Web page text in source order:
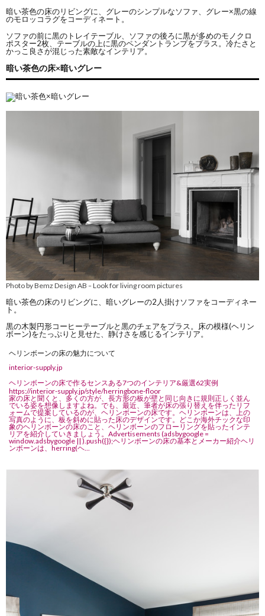
暗い茶色の床のリビングに、グレーのシンプルなソファ、グレー×黒の線
のモロッコラグをコーディネート。
ソファの前に黒のトレイテーブル、ソファの後ろに黒が多めのモノクロ
ポスター2枚、テーブルの上に黒のペンダントランプをプラス。冷たさと
かっこ良さが混じった素敵なインテリア。
暗い茶色の床×暗いグレー
Photo by Bemz Design AB –Look for living room pictures
暗い茶色の床のリビングに、暗いグレーの2人掛けソファをコーディネー
ト。
黒の木製円形コーヒーテーブルと黒のチェアをプラス。床の模様(ヘリン
ボーン)をたっぷりと見せた、静けさを感じるインテリア。
ヘリンボーンの床の魅力について
interior-supply.jp
ヘリンボーンの床で作るセンスある7つのインテリア&厳選62実例
https://interior-supply.jp/style/herringbone-floor
家の床と聞くと、多くの方が、長方形の板が壁と同じ向きに規則正しく並ん
でいる姿を想像しますよね。でも、最近、筆者が床の張り替えを伴ったリフ
ォームで提案しているのが、ヘリンボーンの床です。ヘリンボーンは、上の
写真のように、板を斜めに貼った床のデザインです。どこか海外チックな印
象のヘリンボーンの床のこと、ヘリンボーンのフローリングを貼ったインテ
リアを紹介していきましょう。Advertisements (adsbygoogle =
window.adsbygoogle || ).push({});ヘリンボーンの床の基本とメーカー紹介ヘリ
ンボーンは、herring(ヘ...